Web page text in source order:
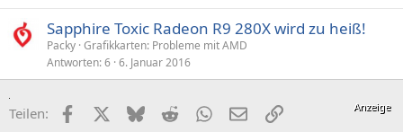
Sapphire Toxic Radeon R9 280X wird zu heiß!
Packy Grafikkarten: Probleme mit AMD
Antworten 6 6. Januar 2016
Teilen: FacebookX (Twitter)
BlueskyRedditWhatsApp
E-MailLink